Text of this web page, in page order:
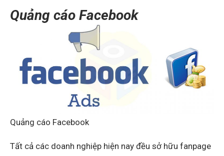
Quảng cáo Facebook
Quảng cáo Facebook
Tất cả các doanh nghiệp hiện nay đều sở hữu fanpage